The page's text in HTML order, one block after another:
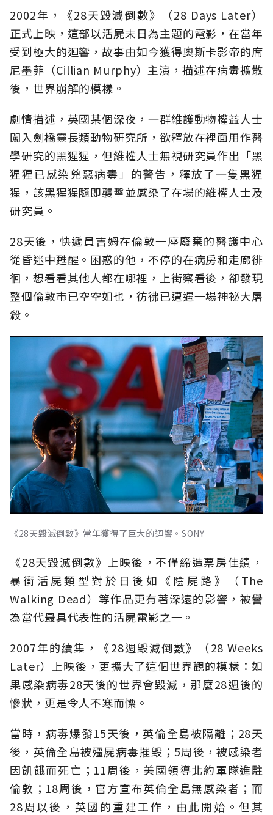
2002年，《28天毀滅倒數》（28 Days Later）
正式上映，這部以活屍末日為主題的電影，在當年
受到極大的迴響，故事由如今獲得奧斯卡影帝的席
尼墨菲（Cillian Murphy）主演，描述在病毒擴散
後，世界崩解的模樣。
劇情描述，英國某個深夜，一群維護動物權益人士
闖入劍橋靈長類動物研究所，欲釋放在裡面用作醫
學研究的黑猩猩，但維權人士無視研究員作出「黑
猩猩已感染兇惡病毒」的警告，釋放了一隻黑猩
猩，該黑猩猩隨即襲擊並感染了在場的維權人士及
研究員。
28天後，快遞員吉姆在倫敦一座廢棄的醫護中心
從昏迷中甦醒。困惑的他，不停的在病房和走廊徘
徊，想看看其他人都在哪裡，上街察看後，卻發現
整個倫敦市已空空如也，彷彿已遭遇一場神祕大屠
殺。
《28天毀滅倒數》當年獲得了巨大的迴響。SONY
《28天毀滅倒數》上映後，不僅締造票房佳績，
暴衝活屍類型對於日後如《陰屍路》（The
Walking Dead）等作品更有著深遠的影響，被譽
為當代最具代表性的活屍電影之一。
2007年的續集，《28週毀滅倒數》（28 Weeks
Later）上映後，更擴大了這個世界觀的模樣：如
果感染病毒28天後的世界會毀滅，那麼28週後的
慘狀，更是令人不寒而慄。
當時，病毒爆發15天後，英倫全島被隔離；28天
後，英倫全島被殭屍病毒摧毀；5周後，被感染者
因飢餓而死亡；11周後，美國領導北約軍隊進駐
倫敦；18周後，官方宣布英倫全島無感染者；而
28周以後，英國的重建工作，由此開始。但其